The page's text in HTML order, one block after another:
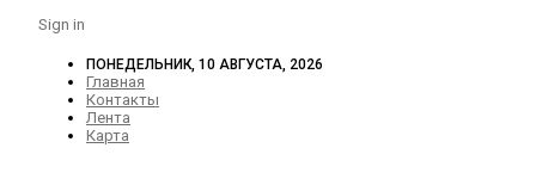
Sign in
ПОНЕДЕЛЬНИК, 10 АВГУСТА, 2026
Главная
Контакты
Лента
Карта